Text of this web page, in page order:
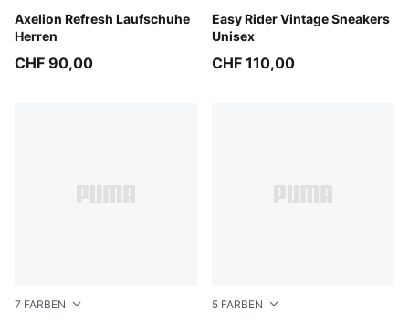
Axelion Refresh Laufschuhe
Herren
PUMA Black-Cool Dark Gray-PUMA Red
CHF 90,00
Easy Rider Vintage Sneakers
Unisex
Moody Gray-PUMA White
CHF 110,00
7 FARBEN 5 FARBEN